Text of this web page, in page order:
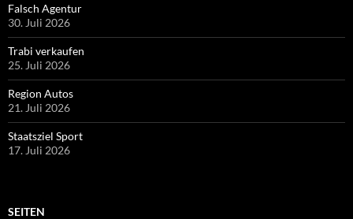
Falsch Agentur
30. Juli 2026
Trabi verkaufen
25. Juli 2026
Region Autos
21. Juli 2026
Staatsziel Sport
17. Juli 2026
SEITEN